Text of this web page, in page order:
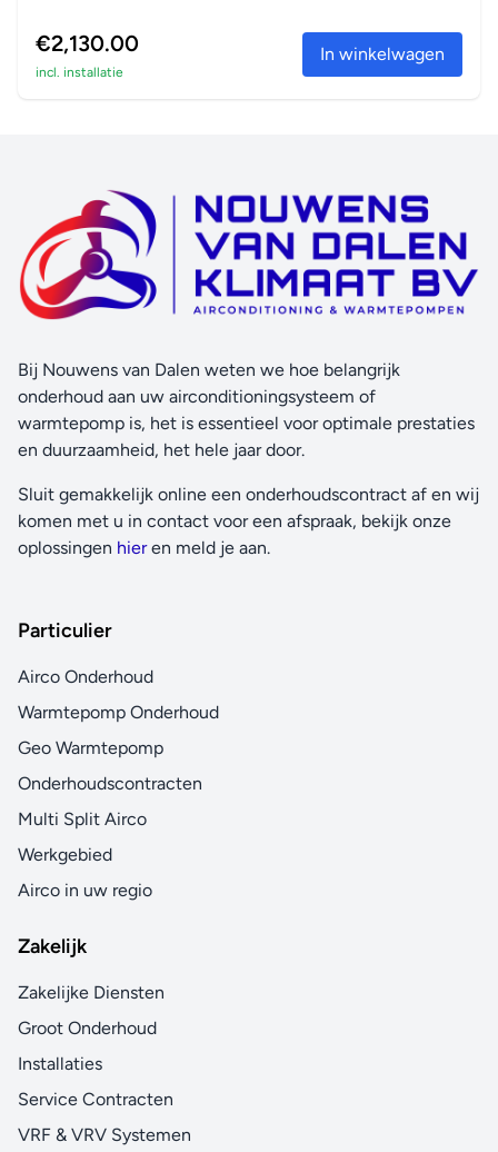
€2,130.00
incl. installatie
In winkelwagen
Bij Nouwens van Dalen weten we hoe belangrijk
onderhoud aan uw airconditioningsysteem of
warmtepomp is, het is essentieel voor optimale prestaties
en duurzaamheid, het hele jaar door.
Sluit gemakkelijk online een onderhoudscontract af en wij
komen met u in contact voor een afspraak, bekijk onze
oplossingen hieren meld je aan.
Particulier
Airco Onderhoud
Warmtepomp Onderhoud
Geo Warmtepomp
Onderhoudscontracten
Multi Split Airco
Werkgebied
Airco in uw regio
Zakelijk
Zakelijke Diensten
Groot Onderhoud
Installaties
Service Contracten
VRF & VRV Systemen